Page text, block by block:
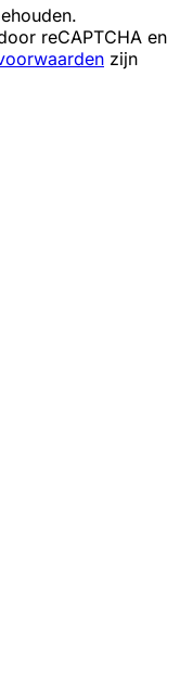
reCAPTCHA en
zijn